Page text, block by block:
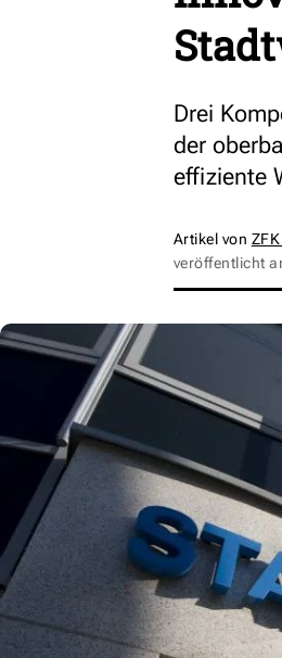
Drei
der
effiziente
Artikel von
veröffentlicht